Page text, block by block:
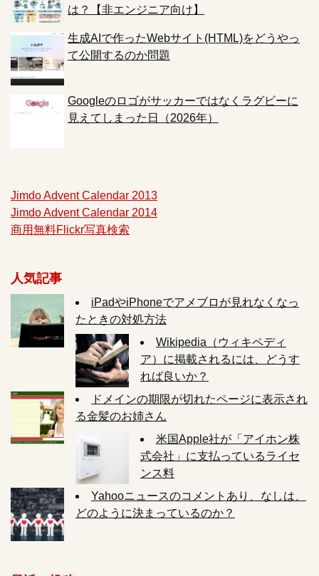
は？【非エンジニア向け】
生成AIで作ったWebサイト(HTML)をどうやっ
て公開するのか問題
Googleのロゴがサッカーではなくラグビーに
見えてしまった日（2026年）
Jimdo Advent Calendar 2013
Jimdo Advent Calendar 2014
商用無料Flickr写真検索
人気記事
iPadやiPhoneでアメブロが見れなくなっ
たときの対処方法
Wikipedia（ウィキペディ
ア）に掲載されるには、どうす
れば良いか？
ドメインの期限が切れたページに表示され
る金髪のお姉さん
米国Apple社が「アイホン株
式会社」に支払っているライセ
ンス料
Yahooニュースのコメントあり、なしは、
どのように決まっているのか？